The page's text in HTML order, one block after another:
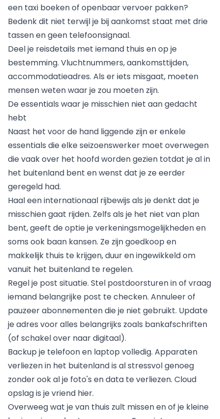
een taxi boeken of openbaar vervoer pakken?
Bedenk dit niet terwijl je bij aankomst staat met drie
tassen en geen telefoonsignaal.
Deel je reisdetails met iemand thuis en op je
bestemming. Vluchtnummers, aankomsttijden,
accommodatieadres. Als er iets misgaat, moeten
mensen weten waar je zou moeten zijn.
De essentials waar je misschien niet aan gedacht
hebt
Naast het voor de hand liggende zijn er enkele
essentials die elke seizoenswerker moet overwegen
die vaak over het hoofd worden gezien totdat je al in
het buitenland bent en wenst dat je ze eerder
geregeld had.
Haal een internationaal rijbewijs als je denkt dat je
misschien gaat rijden. Zelfs als je het niet van plan
bent, geeft de optie je verkeningsmogelijkheden en
soms ook baan kansen. Ze zijn goedkoop en
makkelijk thuis te krijgen, duur en ingewikkeld om
vanuit het buitenland te regelen.
Regel je post situatie. Stel postdoorsturen in of vraag
iemand belangrijke post te checken. Annuleer of
pauzeer abonnementen die je niet gebruikt. Update
je adres voor alles belangrijks zoals bankafschriften
(of schakel over naar digitaal).
Backup je telefoon en laptop volledig. Apparaten
verliezen in het buitenland is al stressvol genoeg
zonder ook al je foto's en data te verliezen. Cloud
opslag is je vriend hier.
Overweeg wat je van thuis zult missen en of je kleine